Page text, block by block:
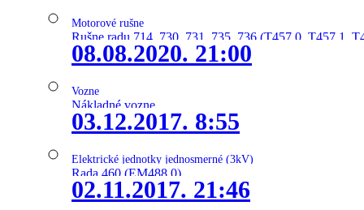
Motorové rušne
Rušne radu 714, 730, 731, 735, 736 (T457.0, T457.1,
08.08.2020. 21:00
Vozne
Nákladné vozne
03.12.2017. 8:55
Elektrické jednotky jednosmerné (3kV)
Rada 460 (EM488.0)
02.11.2017. 21:46